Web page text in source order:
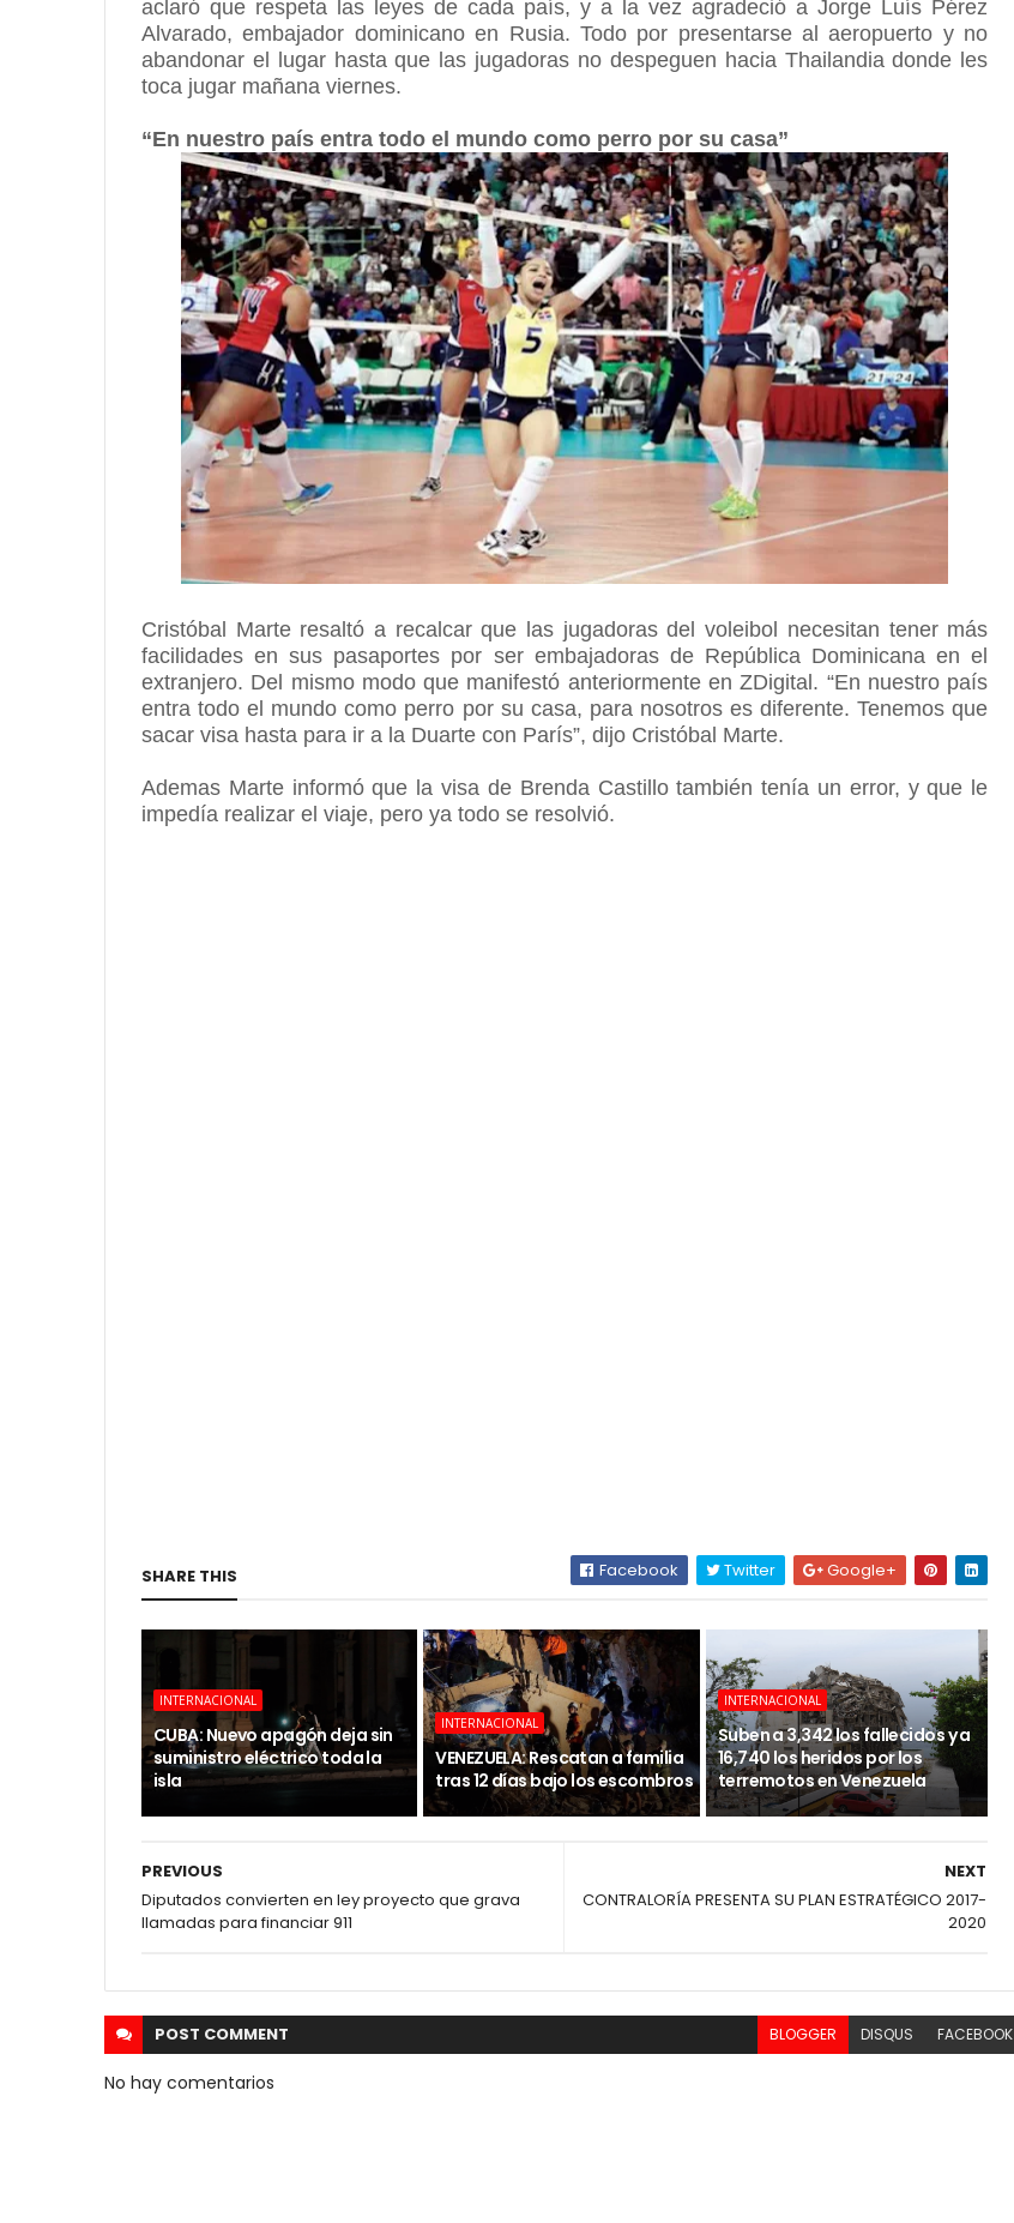
aclaró que respeta las leyes de cada país, y a la vez agradeció a Jorge Luís Pérez
Alvarado, embajador dominicano en Rusia. Todo por presentarse al aeropuerto y no
abandonar el lugar hasta que las jugadoras no despeguen hacia Thailandia donde les
toca jugar mañana viernes.
“En nuestro país entra todo el mundo como perro por su casa”
Cristóbal Marte resaltó a recalcar que las jugadoras del voleibol necesitan tener más
facilidades en sus pasaportes por ser embajadoras de República Dominicana en el
extranjero. Del mismo modo que manifestó anteriormente en ZDigital. “En nuestro país
entra todo el mundo como perro por su casa, para nosotros es diferente. Tenemos que
sacar visa hasta para ir a la Duarte con París”, dijo Cristóbal Marte.
Ademas Marte informó que la visa de Brenda Castillo también tenía un error, y que le
impedía realizar el viaje, pero ya todo se resolvió.
SHARE THIS Facebook Twitter Google+
INTERNACIONAL
CUBA: Nuevo apagón deja sin
suministro eléctrico toda la
isla
INTERNACIONAL
VENEZUELA: Rescatan a familia
tras 12 días bajo los escombros
INTERNACIONAL
Suben a 3,342 los fallecidos y a
16,740 los heridos por los
terremotos en Venezuela
NEXT
CONTRALORÍA PRESENTA SU PLAN ESTRATÉGICO 2017-
2020
PREVIOUS
Diputados convierten en ley proyecto que grava
llamadas para financiar 911
POST COMMENT BLOGGER DISQUS FACEBOOK
No hay comentarios